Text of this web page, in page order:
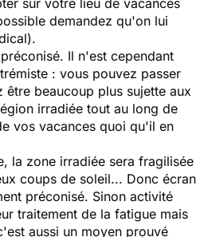
sur votre lieu de vacances
demandez qu'on lui
Il n'est cependant
: vous pouvez passer
être beaucoup plus sujette aux
irradiée tout au long de
vos vacances quoi qu'il en
la zone irradiée sera fragilisée
coups de soleil... Donc écran
préconisé. Sinon activité
traitement de la fatigue mais
aussi un moyen prouvé